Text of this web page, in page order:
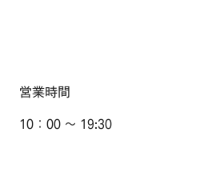
営業時間
10：00 ～ 19:30